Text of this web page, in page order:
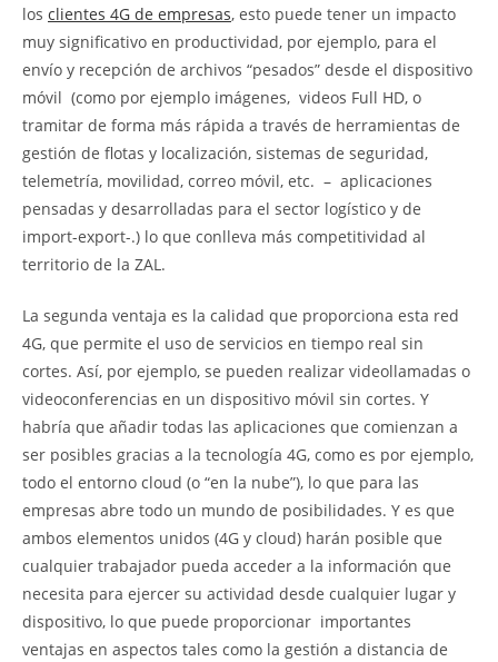
los clientes 4G de empresas, esto puede tener un impacto
muy significativo en productividad, por ejemplo, para el
envío y recepción de archivos “pesados” desde el dispositivo
móvil (como por ejemplo imágenes, videos Full HD, o
tramitar de forma más rápida a través de herramientas de
gestión de flotas y localización, sistemas de seguridad,
telemetría, movilidad, correo móvil, etc. – aplicaciones
pensadas y desarrolladas para el sector logístico y de
import-export-.) lo que conlleva más competitividad al
territorio de la ZAL.
La segunda ventaja es la calidad que proporciona esta red
4G, que permite el uso de servicios en tiempo real sin
cortes. Así, por ejemplo, se pueden realizar videollamadas o
videoconferencias en un dispositivo móvil sin cortes. Y
habría que añadir todas las aplicaciones que comienzan a
ser posibles gracias a la tecnología 4G, como es por ejemplo,
todo el entorno cloud (o “en la nube”), lo que para las
empresas abre todo un mundo de posibilidades. Y es que
ambos elementos unidos (4G y cloud) harán posible que
cualquier trabajador pueda acceder a la información que
necesita para ejercer su actividad desde cualquier lugar y
dispositivo, lo que puede proporcionar importantes
ventajas en aspectos tales como la gestión a distancia de